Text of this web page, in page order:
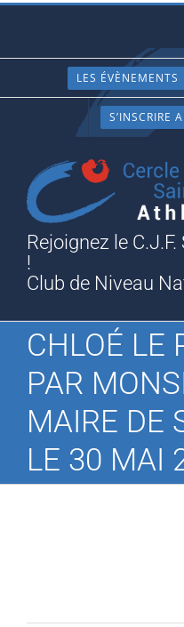
Passer
contenu
LES ÉVÈNEMENTS
S’INSCRIRE
Rejoignez le
!
Club de Niveau
CHLOÉ LE
PAR
MAIRE DE
LE 30 MAI